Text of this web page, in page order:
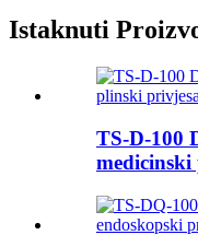
Istaknuti
TS-D-100